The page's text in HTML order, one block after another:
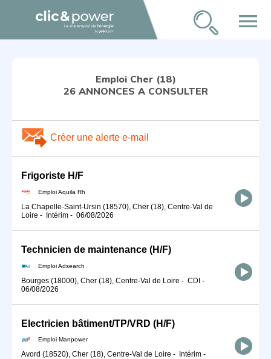
menu
Emploi Cher (18)
26 ANNONCES A CONSULTER
Créer une alerte e-mail
Frigoriste H/F
Emploi Aquila Rh
La Chapelle-Saint-Ursin (18570), Cher (18), Centre-Val de
Loire - Intérim - 06/08/2026
Technicien de maintenance (H/F)
Emploi Adsearch
Bourges (18000), Cher (18), Centre-Val de Loire - CDI -
06/08/2026
Electricien bâtiment/TP/VRD (H/F)
Emploi Manpower
Avord (18520), Cher (18), Centre-Val de Loire - Intérim -